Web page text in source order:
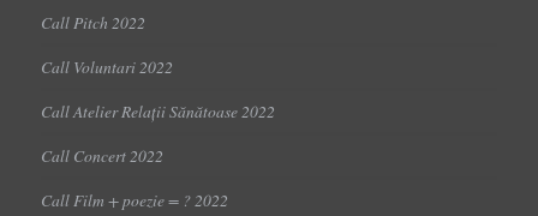
Call Pitch 2022
Call Voluntari 2022
Call Atelier Relații Sănătoase 2022
Call Concert 2022
Call Film + poezie = ? 2022